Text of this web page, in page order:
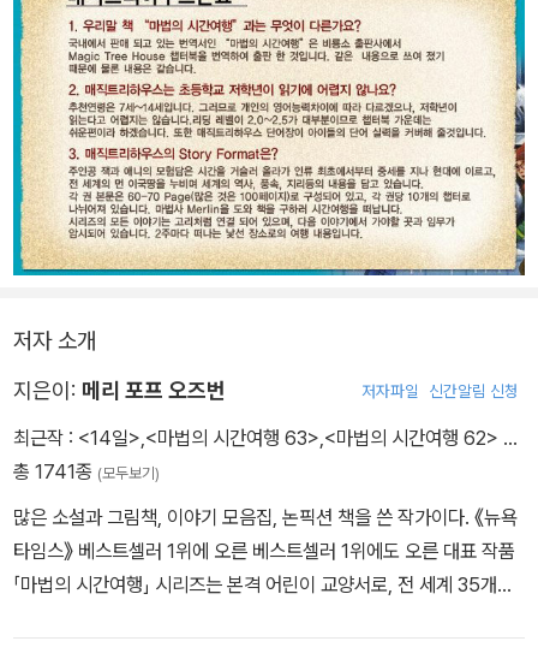
저자 소개
지은이: 메리 포프 오즈번 저자파일 신간알림 신청
최근작 : <14일> <마법의 시간여행 63> <마법의 시간여행 62> …
총 1741종 (모두보기)
많은 소설과 그림책, 이야기 모음집, 논픽션 책을 쓴 작가이다. 《뉴욕
타임스》 베스트셀러 1위에 오른 베스트셀러 1위에도 오른 대표 작품
「마법의 시간여행」 시리즈는 본격 어린이 교양서로, 전 세계 35개국